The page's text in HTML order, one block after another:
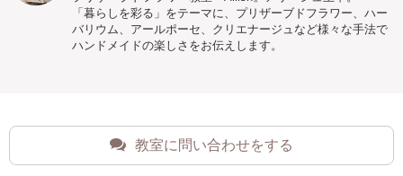
「暮らしを彩る」をテーマに、プリザーブドフラワー、ハー
バリウム、アールポーセ、クリエナージュなど様々な手法で
ハンドメイドの楽しさをお伝えします。
教室に問い合わせをする